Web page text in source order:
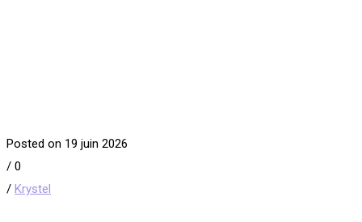
Posted on 19 juin 2026
/ 0
/ Krystel